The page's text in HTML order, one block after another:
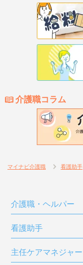
介護職コラム
マイナビ介護職 看護助手
介護職・ヘルパー
看護助手
主任ケアマネジャー